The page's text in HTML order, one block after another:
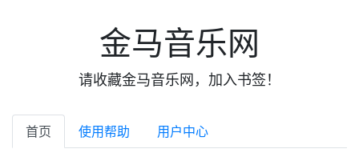
金马音乐网
请收藏金马音乐网，加入书签！
首页 使用帮助 用户中心